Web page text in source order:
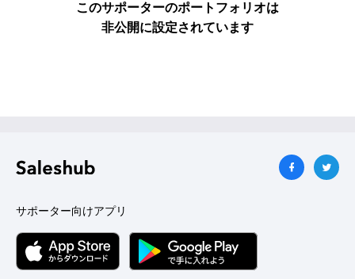
このサポーターのポートフォリオは
非公開に設定されています
サポーター向けアプリ